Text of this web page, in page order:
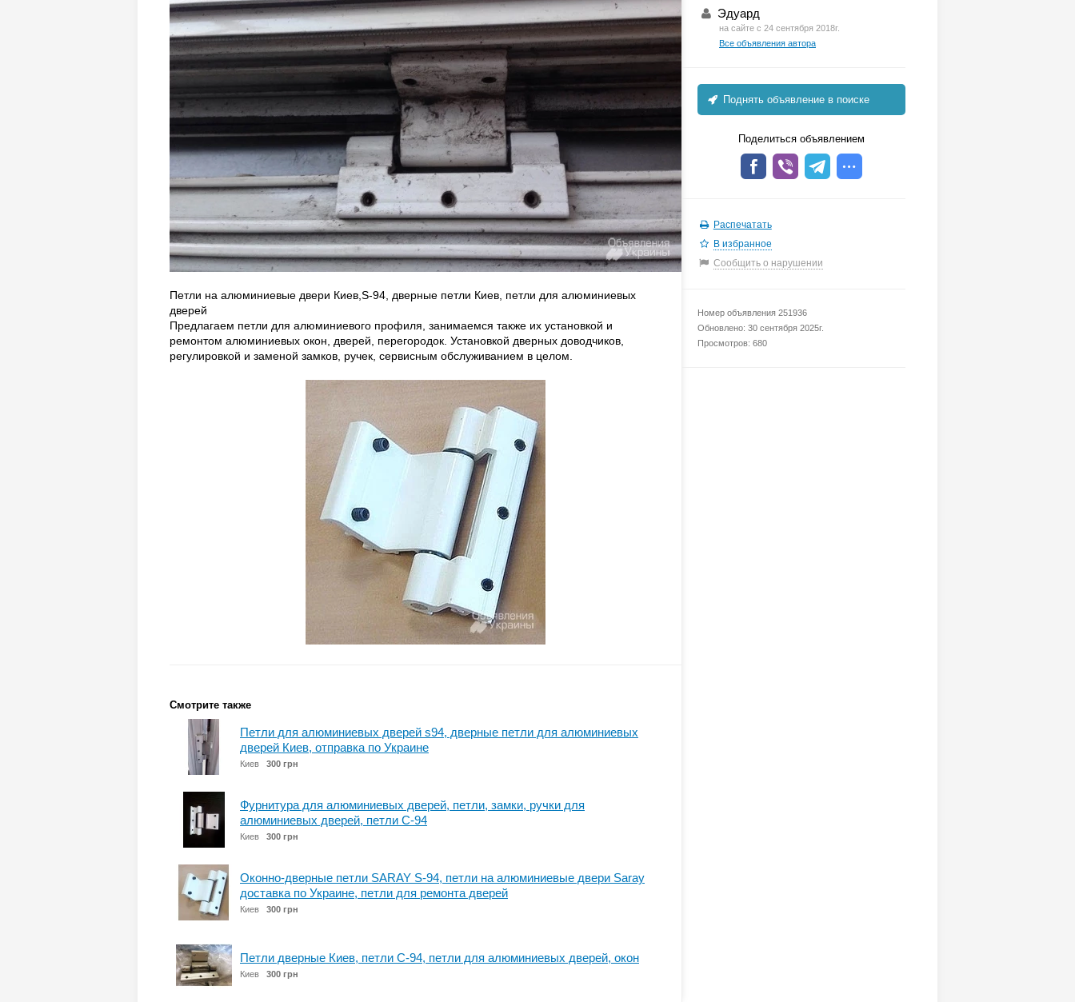
Петли на алюминиевые двери Киев,S-94, дверные петли Киев, петли для алюминиевых
дверей
Предлагаем петли для алюминиевого профиля, занимаемся также их установкой и
ремонтом алюминиевых окон, дверей, перегородок. Установкой дверных доводчиков,
регулировкой и заменой замков, ручек, сервисным обслуживанием в целом.
Смотрите также
Петли для алюминиевых дверей s94, дверные петли для алюминиевых
дверей Киев, отправка по Украине
Киев 300 грн
Фурнитура для алюминиевых дверей, петли, замки, ручки для
алюминиевых дверей, петли C-94
Киев 300 грн
Оконно-дверные петли SARAY S-94, петли на алюминиевые двери Saray
доставка по Украине, петли для ремонта дверей
Киев 300 грн
Петли дверные Киев, петли С-94, петли для алюминиевых дверей, окон
Киев 300 грн
Эдуард
на сайте с 24 сентября 2018г.
Все объявления автора
Поднять объявление в поиске
Поделиться объявлением
Распечатать
В избранное
Сообщить о нарушении
Номер объявления 251936
Обновлено: 30 сентября 2025г.
Просмотров: 680